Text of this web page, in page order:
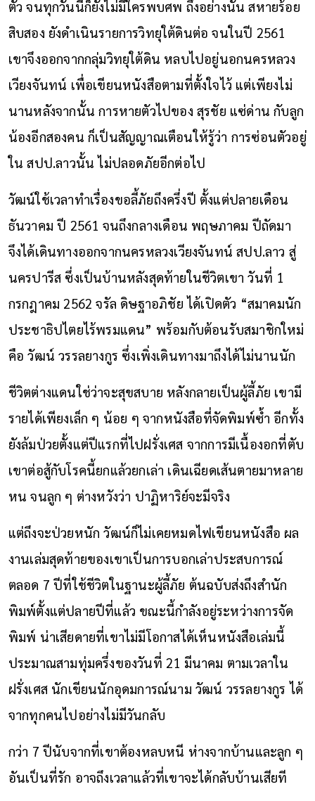
ตัว จนทุกวันนี้ก็ยังไม่มีใครพบศพ ถึงอย่างนั้น สหายร้อย
สิบสอง ยังดำเนินรายการวิทยุใต้ดินต่อ จนในปี 2561
เขาจึงออกจากกลุ่มวิทยุใต้ดิน หลบไปอยู่นอกนครหลวง
เวียงจันทน์ เพื่อเขียนหนังสือตามที่ตั้งใจไว้ แต่เพียงไม่
นานหลังจากนั้น การหายตัวไปของ สุรชัย แซ่ด่าน กับลูก
น้องอีกสองคน ก็เป็นสัญญาณเตือนให้รู้ว่า การซ่อนตัวอยู่
ใน สปป.ลาวนั้น ไม่ปลอดภัยอีกต่อไป
วัฒน์ใช้เวลาทำเรื่องขอลี้ภัยถึงครึ่งปี ตั้งแต่ปลายเดือน
ธันวาคม ปี 2561 จนถึงกลางเดือน พฤษภาคม ปีถัดมา
จึงได้เดินทางออกจากนครหลวงเวียงจันทน์ สปป.ลาว สู่
นครปารีส ซึ่งเป็นบ้านหลังสุดท้ายในชีวิตเขา วันที่ 1
กรกฎาคม 2562 จรัล ดิษฐาอภิชัย ได้เปิดตัว “สมาคมนัก
ประชาธิปไตยไร้พรมแดน” พร้อมกับต้อนรับสมาชิกใหม่
คือ วัฒน์ วรรลยางกูร ซึ่งเพิ่งเดินทางมาถึงได้ไม่นานนัก
ชีวิตต่างแดนใช่ว่าจะสุขสบาย หลังกลายเป็นผู้ลี้ภัย เขามี
รายได้เพียงเล็ก ๆ น้อย ๆ จากหนังสือที่จัดพิมพ์ซ้ำ อีกทั้ง
ยังล้มป่วยตั้งแต่ปีแรกที่ไปฝรั่งเศส จากการมีเนื้องอกที่ตับ
เขาต่อสู้กับโรคนี้ยกแล้วยกเล่า เดินเฉียดเส้นตายมาหลาย
หน จนลูก ๆ ต่างหวังว่า ปาฏิหาริย์จะมีจริง
แต่ถึงจะป่วยหนัก วัฒน์ก็ไม่เคยหมดไฟเขียนหนังสือ ผล
งานเล่มสุดท้ายของเขาเป็นการบอกเล่าประสบการณ์
ตลอด 7 ปีที่ใช้ชีวิตในฐานะผู้ลี้ภัย ต้นฉบับส่งถึงสำนัก
พิมพ์ตั้งแต่ปลายปีที่แล้ว ขณะนี้กำลังอยู่ระหว่างการจัด
พิมพ์ น่าเสียดายที่เขาไม่มีโอกาสได้เห็นหนังสือเล่มนี้
ประมาณสามทุ่มครึ่งของวันที่ 21 มีนาคม ตามเวลาใน
ฝรั่งเศส นักเขียนนักอุดมการณ์นาม วัฒน์ วรรลยางกูร ได้
จากทุกคนไปอย่างไม่มีวันกลับ
กว่า 7 ปีนับจากที่เขาต้องหลบหนี ห่างจากบ้านและลูก ๆ
อันเป็นที่รัก อาจถึงเวลาแล้วที่เขาจะได้กลับบ้านเสียที